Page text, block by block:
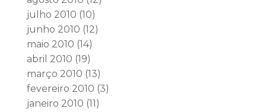
julho 2010 (10)
junho 2010 (12)
maio 2010 (14)
abril 2010 (19)
março 2010 (13)
fevereiro 2010 (3)
janeiro 2010 (11)